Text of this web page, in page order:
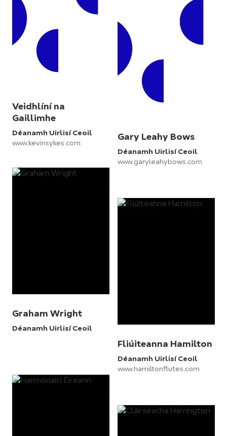
Veidhlíní na
Gaillimhe
Déanamh Uirlisí Ceoil
www.kevinsykes.com
Gary Leahy Bows
Déanamh Uirlisí Ceoil
www.garyleahybows.com
Graham Wright
Déanamh Uirlisí Ceoil
Fliúiteanna Hamilton
Déanamh Uirlisí Ceoil
www.hamiltonflutes.com